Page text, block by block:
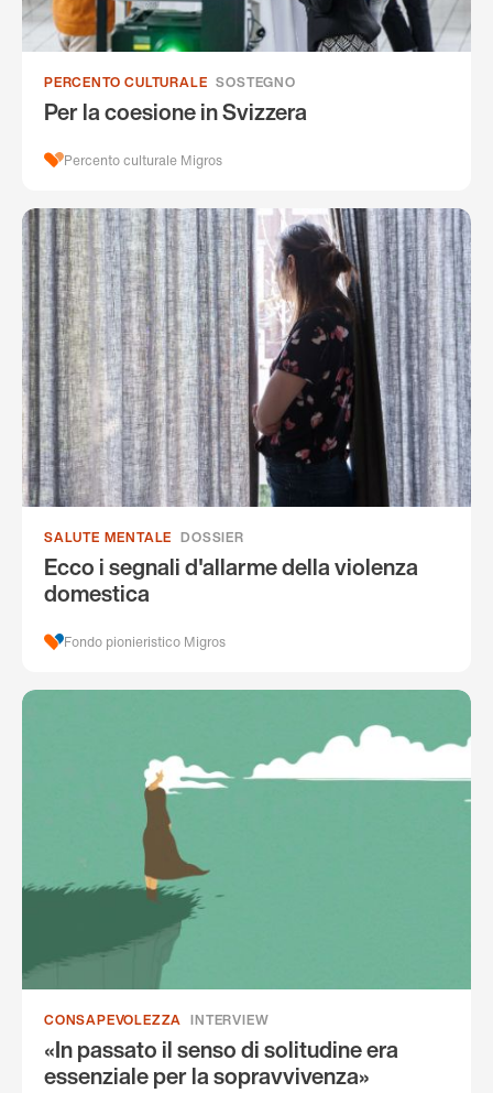
PERCENTO CULTURALE SOSTEGNO
Per la coesione in Svizzera
Percento culturale Migros
SALUTE MENTALE DOSSIER
Ecco i segnali d'allarme della violenza
domestica
Fondo pionieristico Migros
CONSAPEVOLEZZA INTERVIEW
«In passato il senso di solitudine era
essenziale per la sopravvivenza»